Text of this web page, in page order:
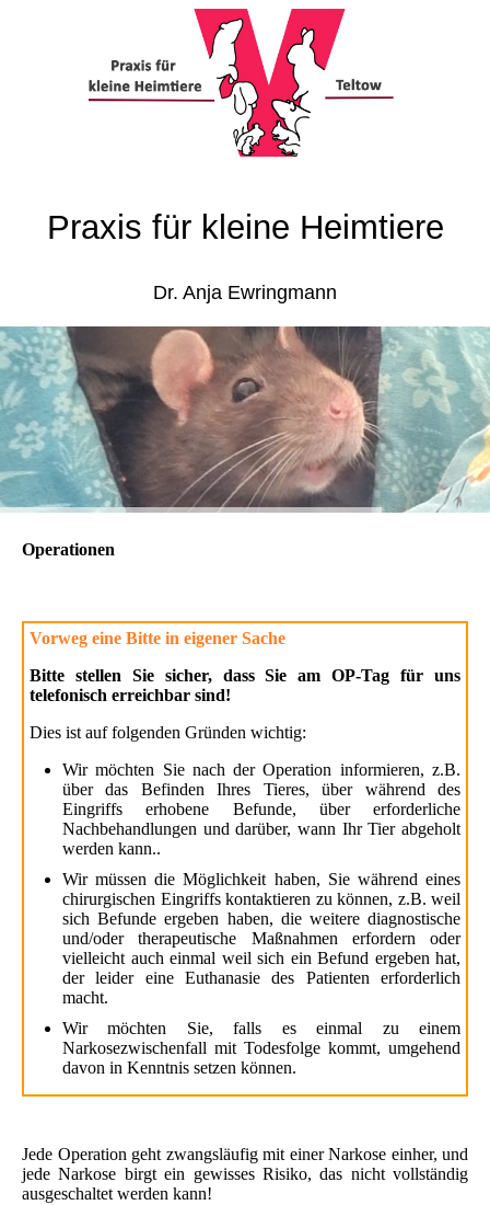
Praxis für kleine Heimtiere
Dr. Anja Ewringmann
Operationen
Vorweg eine Bitte in eigener Sache
Bitte stellen Sie sicher, dass Sie am OP-Tag für uns
telefonisch erreichbar sind!
Dies ist auf folgenden Gründen wichtig:
Wir möchten Sie nach der Operation informieren, z.B.
über das Befinden Ihres Tieres, über während des
Eingriffs erhobene Befunde, über erforderliche
Nachbehandlungen und darüber, wann Ihr Tier abgeholt
werden kann..
Wir müssen die Möglichkeit haben, Sie während eines
chirurgischen Eingriffs kontaktieren zu können, z.B. weil
sich Befunde ergeben haben, die weitere diagnostische
und/oder therapeutische Maßnahmen erfordern oder
vielleicht auch einmal weil sich ein Befund ergeben hat,
der leider eine Euthanasie des Patienten erforderlich
macht.
Wir möchten Sie, falls es einmal zu einem
Narkosezwischenfall mit Todesfolge kommt, umgehend
davon in Kenntnis setzen können.
Jede Operation geht zwangsläufig mit einer Narkose einher, und
jede Narkose birgt ein gewisses Risiko, das nicht vollständig
ausgeschaltet werden kann!